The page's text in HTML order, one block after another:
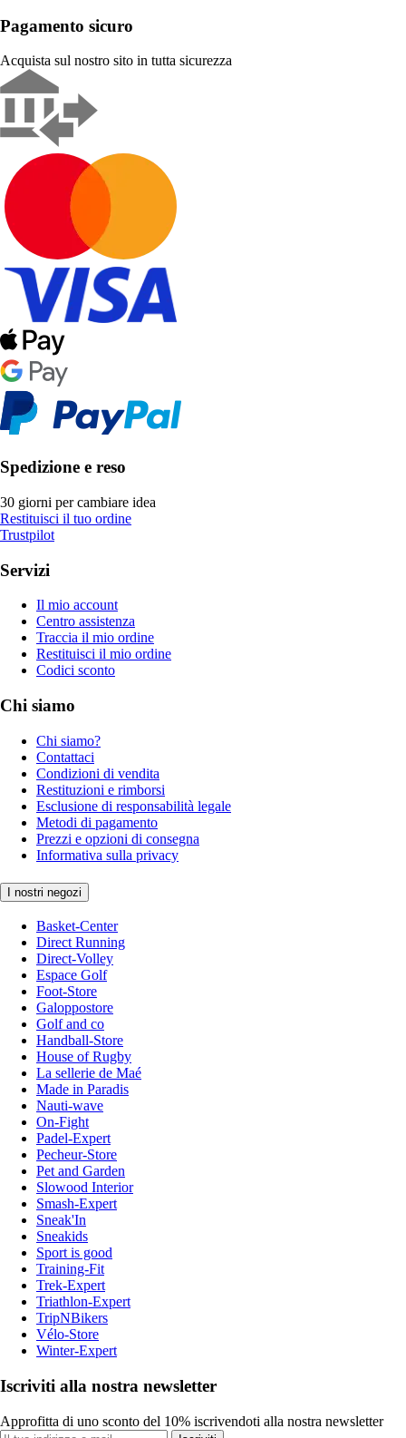
Pagamento sicuro
Acquista sul nostro sito in tutta sicurezza
Spedizione e reso
30 giorni per cambiare idea
Restituisci il tuo ordine
Trustpilot
Servizi
Il mio account
Centro assistenza
Traccia il mio ordine
Restituisci il mio ordine
Codici sconto
Chi siamo
Chi siamo?
Contattaci
Condizioni di vendita
Restituzioni e rimborsi
Esclusione di responsabilità legale
Metodi di pagamento
Prezzi e opzioni di consegna
Informativa sulla privacy
I nostri negozi
Basket-Center
Direct Running
Direct-Volley
Espace Golf
Foot-Store
Galoppostore
Golf and co
Handball-Store
House of Rugby
La sellerie de Maé
Made in Paradis
Nauti-wave
On-Fight
Padel-Expert
Pecheur-Store
Pet and Garden
Slowood Interior
Smash-Expert
Sneak'In
Sneakids
Sport is good
Training-Fit
Trek-Expert
Triathlon-Expert
TripNBikers
Vélo-Store
Winter-Expert
Iscriviti alla nostra newsletter
Approfitta di uno sconto del 10% iscrivendoti alla nostra newsletter